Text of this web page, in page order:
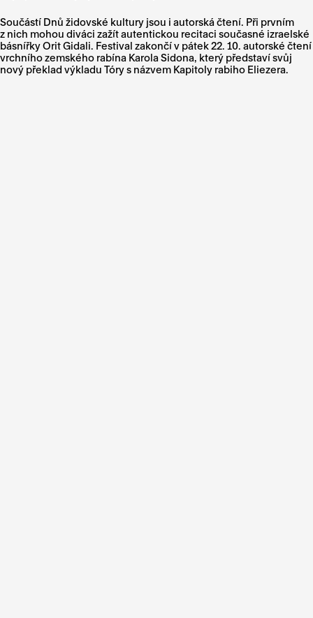
Součástí Dnů židovské kultury jsou i autorská čtení. Při prvním
z nich mohou diváci zažít autentickou recitaci současné izraelské
básnířky Orit Gidali. Festival zakončí v pátek 22. 10. autorské čtení
vrchního zemského rabína Karola Sidona, který představí svůj
nový překlad výkladu Tóry s názvem Kapitoly rabiho Eliezera.